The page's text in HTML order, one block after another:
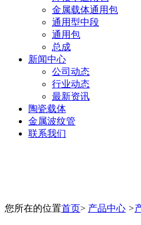
金属载体通用包
通用型中段
通用包
总成
新闻中心
公司动态
行业动态
最新资讯
陶瓷载体
金属波纹管
联系我们
您所在的位置首页> 产品中心 >